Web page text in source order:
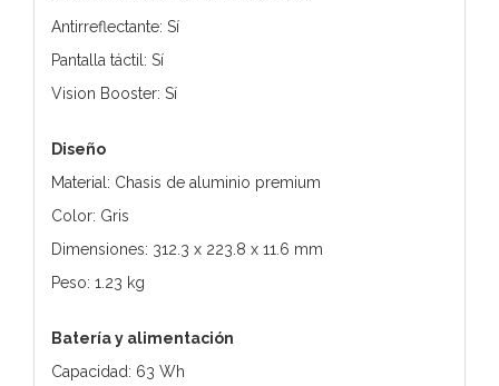
Antirreflectante: Sí
Pantalla táctil: Sí
Vision Booster: Sí
Diseño
Material: Chasis de aluminio premium
Color: Gris
Dimensiones: 312.3 x 223.8 x 11.6 mm
Peso: 1.23 kg
Batería y alimentación
Capacidad: 63 Wh